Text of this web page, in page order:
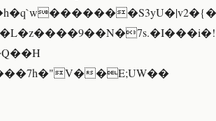
�E;UW��